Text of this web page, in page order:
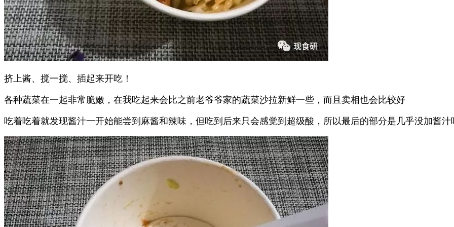
挤上酱、搅一搅、插起来开吃！
各种蔬菜在一起非常脆嫩，在我吃起来会比之前老爷爷家的蔬菜沙拉新鲜一些，而且卖相也会比较好
吃着吃着就发现酱汁一开始能尝到麻酱和辣味，但吃到后来只会感觉到超级酸，所以最后的部分是几乎没加酱汁